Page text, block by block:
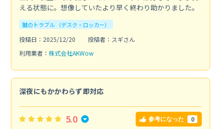
える状態に。想像していたより早く終わり助かりました。
鍵のトラブル （デスク・ロッカー）
投稿日：2025/12/20
投稿者：スギさん
利用業者： 株式会社AKWow
深夜にもかかわらず即対応
5.0 参考になった 0